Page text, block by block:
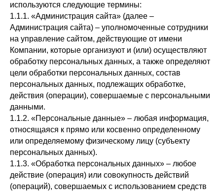
используются следующие термины:
1.1.1. «Администрация сайта» (далее –
Администрация сайта) – уполномоченные сотрудники
на управление сайтом, действующие от имени
Компании, которые организуют и (или) осуществляют
обработку персональных данных, а также определяют
цели обработки персональных данных, состав
персональных данных, подлежащих обработке,
действия (операции), совершаемые с персональными
данными.
1.1.2. «Персональные данные» – любая информация,
относящаяся к прямо или косвенно определенному
или определяемому физическому лицу (субъекту
персональных данных).
1.1.3. «Обработка персональных данных» – любое
действие (операция) или совокупность действий
(операций), совершаемых с использованием средств